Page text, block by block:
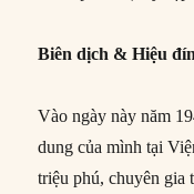
Biên dịch & Hiệu
Vào ngày này năm
dung của mình tại
triệu phú, chuyên gia